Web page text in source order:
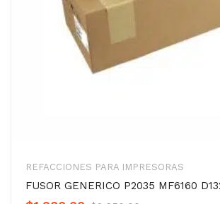
REFACCIONES PARA IMPRESORAS
FUSOR GENERICO P2035 MF6160